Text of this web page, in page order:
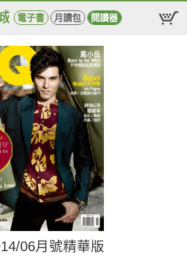
電子書 月讀包 閱讀器
06月號精華版